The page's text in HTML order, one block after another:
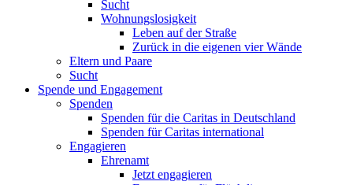
Sucht
Wohnungslosigkeit
Leben auf der Straße
Zurück in die eigenen vier Wände
Eltern und Paare
Sucht
Spende und Engagement
Spenden
Spenden für die Caritas in Deutschland
Spenden für Caritas international
Engagieren
Ehrenamt
Jetzt engagieren